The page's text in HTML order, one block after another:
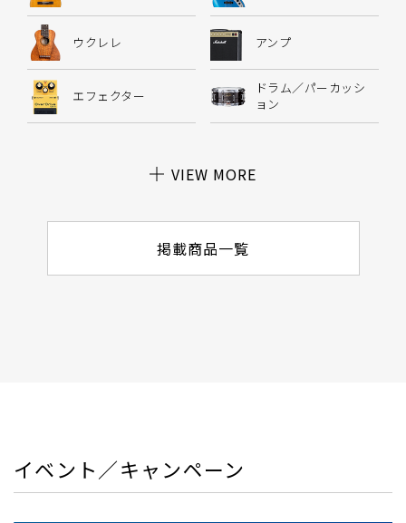
ウクレレ アンプ
エフェクター
ドラム／パーカッシ
ョン
VIEW MORE
掲載商品一覧
イベント／キャンペーン